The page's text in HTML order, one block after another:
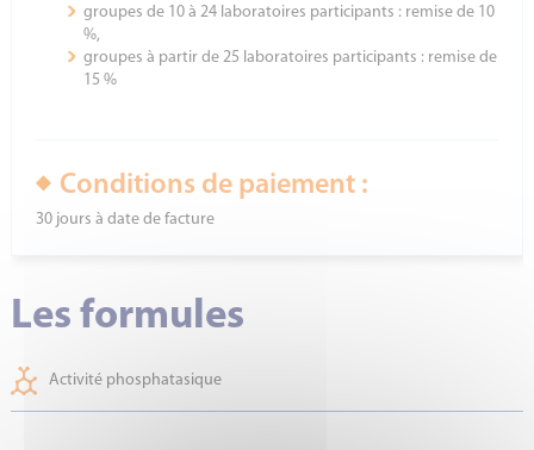
groupes de 10 à 24 laboratoires participants : remise de 10
%,
groupes à partir de 25 laboratoires participants : remise de
15 %
Conditions de paiement :
30 jours à date de facture
Les formules
Activité phosphatasique